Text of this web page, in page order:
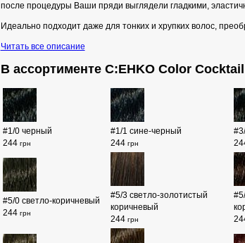
после процедуры Ваши пряди выглядели гладкими,
Идеально подходит даже для тонких и хрупких волос,
Читать все описание
В ассортименте C:EHKO Color
#1/0 черный
244 грн
#1/1 сине-черный
244 грн
#5/0 светло-коричневый
244 грн
#5/3 светло-золотистый
коричневый
244 грн